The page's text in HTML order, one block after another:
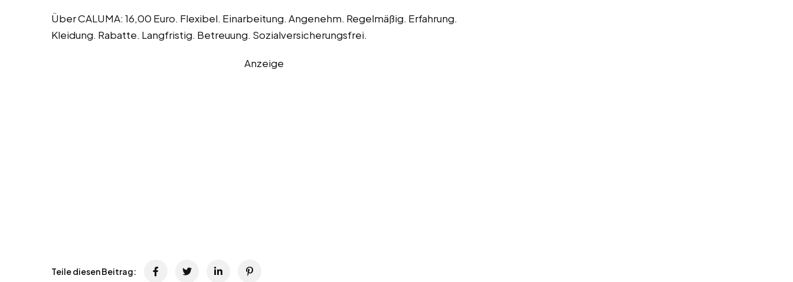
Über CALUMA: 16,00 Euro. Flexibel. Einarbeitung. Angenehm. Regelmäßig. Erfahrung.
Kleidung. Rabatte. Langfristig. Betreuung. Sozialversicherungsfrei.
Anzeige
Teile diesen Beitrag: